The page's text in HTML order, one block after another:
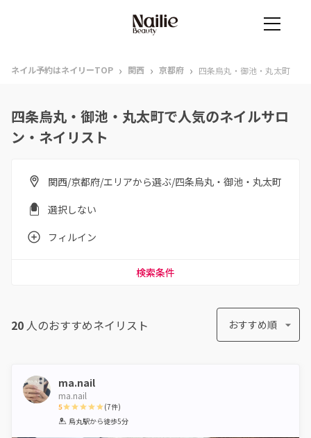
ネイル予約はネイリーTOP › 関西 › 京都府 › 四条烏丸・御池・丸太町
四条烏丸・御池・丸太町で人気のネイルサロ
ン・ネイリスト
関西/京都府/エリアから選ぶ/四条烏丸・御池・丸太町
選択しない
フィルイン
検索条件
20 人のおすすめネイリスト おすすめ順
ma.nail
ma.nail
5
1 2 3 4 5
(7件)
烏丸駅から徒歩5分